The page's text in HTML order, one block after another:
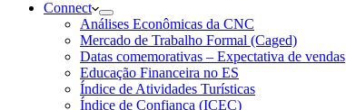
Connect
Análises Econômicas da CNC
Mercado de Trabalho Formal (Caged)
Datas comemorativas – Expectativa de vendas
Educação Financeira no ES
Índice de Atividades Turísticas
Índice de Confiança (ICEC)